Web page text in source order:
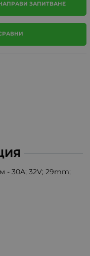
ЗАПИТВАНЕ
30A; 32V; 29mm;